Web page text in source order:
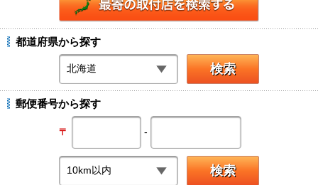
都道府県から探す
郵便番号から探す
〒 -